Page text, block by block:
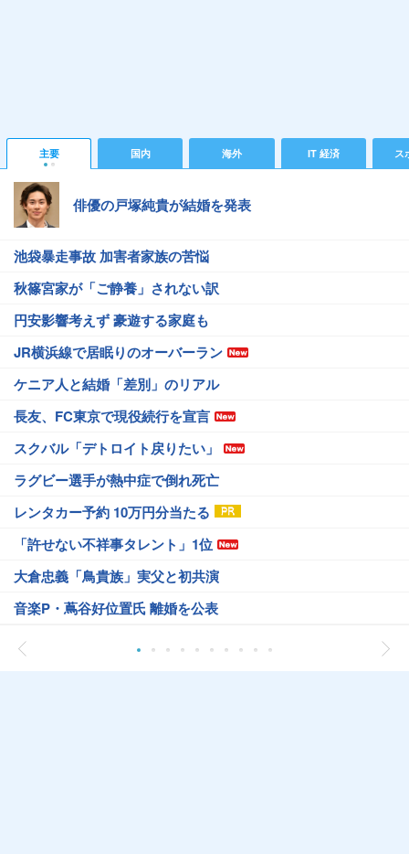
主要 国内 海外 IT 経済 ス
俳優の戸塚純貴が結婚を発表
池袋暴走事故 加害者家族の苦悩
秋篠宮家が「ご静養」されない訳
円安影響考えず 豪遊する家庭も
JR横浜線で居眠りのオーバーラン
ケニア人と結婚「差別」のリアル
長友、FC東京で現役続行を宣言
スクバル「デトロイト戻りたい」
ラグビー選手が熱中症で倒れ死亡
レンタカー予約 10万円分当たる
「許せない不祥事タレント」1位
大倉忠義「鳥貴族」実父と初共演
音楽P・蔦谷好位置氏 離婚を公表